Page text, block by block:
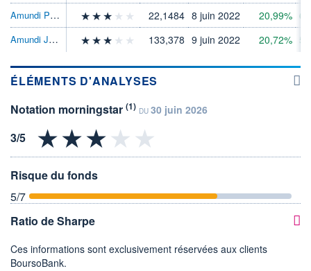
Amundi PEA Japon Topix ETF EUR Acc
22,1484 8 juin 2022 20,99%
Amundi Japan Topix II ETF Dist EUR
133,378 9 juin 2022 20,72%
ÉLÉMENTS D'ANALYSES
Notation morningstar (1) DU 30 juin 2026
Risque du fonds
5/7
Ratio de Sharpe
Ces informations sont exclusivement réservées aux clients
BoursoBank.